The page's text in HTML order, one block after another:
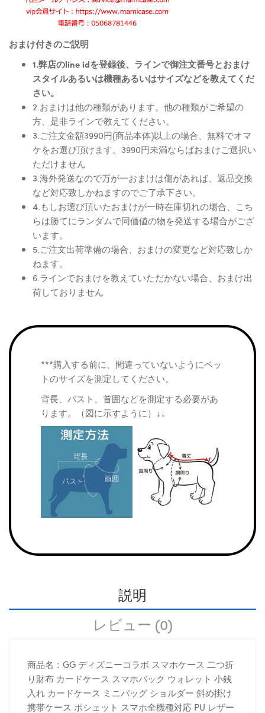
おまけ付きのご説明
1.弊店のline idを登録後、ラインで御注文番号とおまけ
スタイルあるいは機種あるいはサイズなどを教えてくだ
さい。
2.おまけは他の種類があります。他の種類がご希望の
方、是非ラインで教えてください。
3.ご注文金額3990円(商品本体)以上の場合、無料でオマ
ケをお選び頂けます。3990円未満ならばおまけご選択い
ただけません
3.海外発送なので万が一おまけは傷があれば、返品交換
など対応致しかねますのでご了承下さい。
4.もしお選び頂いたおまけが一時在庫切れの場合、こち
らは勝てにランダムで同価値の物を発送する場合がござ
います。
5.ご注文出荷準備の場合、おまけの変更など対応致しか
ねます。
6.ラインでおまけを教えていただかない場合、おまけ出
荷しておりません
***購入する前に、間違っていないようにペッ
トのサイズを測定してください。
背長、バスト、首囲などを測定する必要があ
ります。（図に示すように）↓↓
説明
レビュー (0)
商品名：GG ディズニーコラボ スマホケース 二つ折
り財布 カードケース スマホバック ウォレット 小銭
入れ カードケース ミニバッグ ショルダー 斜め掛け
携帯ケース ポシェット スマホ全機種対応 PU レザー